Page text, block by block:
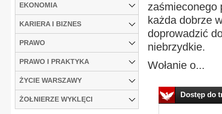
zaśmieconego
każda dobrze
doprowadzić
niebrzydkie.
Wołanie o...
Dostęp do
EKONOMIA
KARIERA I BIZNES
PRAWO
PRAWO I PRAKTYKA
ŻYCIE WARSZAWY
ŻOŁNIERZE WYKLĘCI